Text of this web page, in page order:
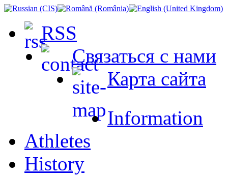
RSS
Связаться с нами
Карта сайта
Information
Athletes
History